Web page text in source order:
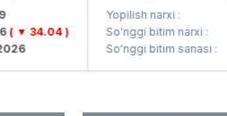
( ▼ 34.04 )
Yopilish narxi :
So'nggi bitim narxi :
So'nggi bitim sanasi :